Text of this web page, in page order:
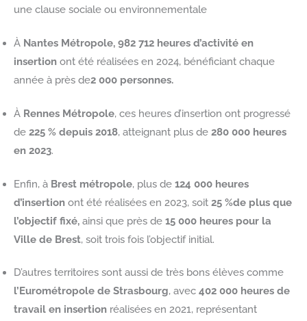
une clause sociale ou environnementale
À Nantes Métropole, 982 712 heures d’activité en
insertion ont été réalisées en 2024, bénéficiant chaque
année à près de2 000 personnes.
À Rennes Métropole, ces heures d’insertion ont progressé
de 225 % depuis 2018, atteignant plus de 280 000 heures
en 2023.
Enfin, à Brest métropole, plus de 124 000 heures
d’insertion ont été réalisées en 2023, soit 25 %de plus que
l’objectif fixé, ainsi que près de 15 000 heures pour la
Ville de Brest, soit trois fois l’objectif initial.
D’autres territoires sont aussi de très bons élèves comme
l’Eurométropole de Strasbourg, avec 402 000 heures de
travail en insertion réalisées en 2021, représentant